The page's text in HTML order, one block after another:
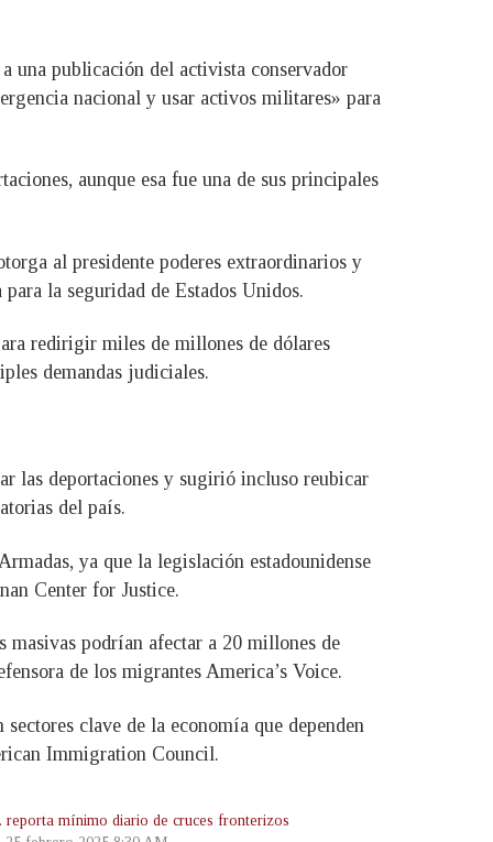
una publicación del activista conservador
nacional y usar activos militares» para
aunque esa fue una de sus principales
al presidente poderes extraordinarios y
la seguridad de Estados Unidos.
redirigir miles de millones de dólares
demandas judiciales.
las deportaciones y sugirió incluso reubicar
del país.
ya que la legislación estadounidense
Center for Justice.
masivas podrían afectar a 20 millones de
de los migrantes America’s Voice.
clave de la economía que dependen
Immigration Council.
reporta mínimo diario de cruces fronterizos